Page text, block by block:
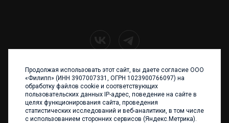
+7 (4012) 960 898
236017 Калининград,
ул. Каштановая аллея, 47
Телефон: +7 4012 960 898,
+7 4012 960 856
Продолжая использовать этот сайт, вы даете согласие ООО
«Филипп» (ИНН 3907007331, ОГРН 1023900766097) на
обработку файлов cookie и соответствующих
пользовательских данных IP-адрес, поведение на сайте в
целях функционирования сайта, проведения
статистических исследований и веб-аналитики, в том числе
с использованием сторонних сервисов (Яндекс.Метрика).